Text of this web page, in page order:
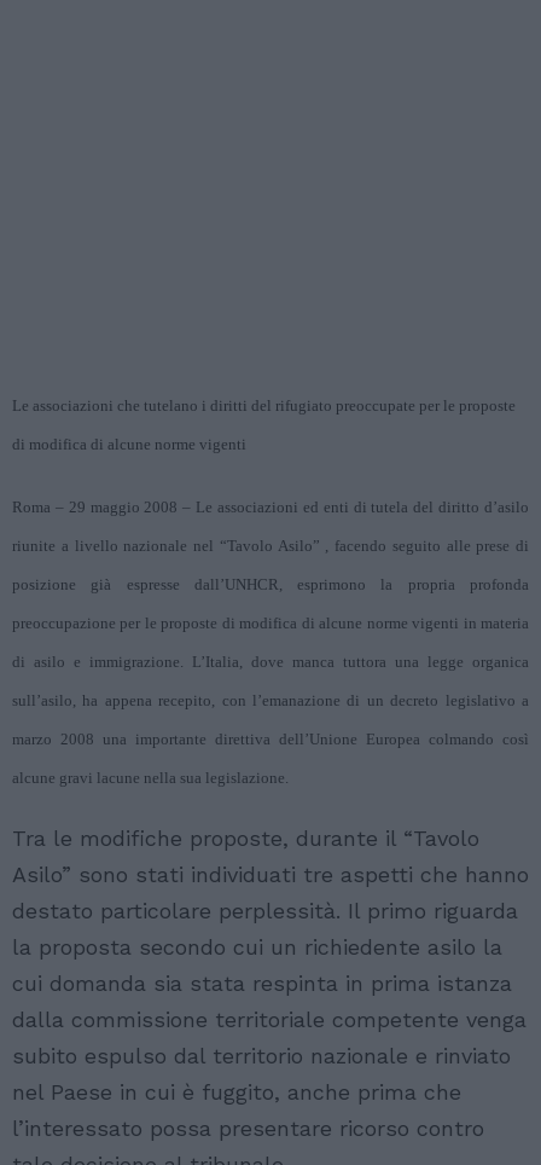
Le associazioni che tutelano i diritti del rifugiato preoccupate per le proposte
di modifica di alcune norme vigenti
Roma – 29 maggio 2008 – Le associazioni ed enti di tutela del diritto d’asilo
riunite a livello nazionale nel “Tavolo Asilo” , facendo seguito alle prese di
posizione già espresse dall’UNHCR, esprimono la propria profonda
preoccupazione per le proposte di modifica di alcune norme vigenti in materia
di asilo e immigrazione. L’Italia, dove manca tuttora una legge organica
sull’asilo, ha appena recepito, con l’emanazione di un decreto legislativo a
marzo 2008 una importante direttiva dell’Unione Europea colmando così
alcune gravi lacune nella sua legislazione.
Tra le modifiche proposte, durante il “Tavolo
Asilo” sono stati individuati tre aspetti che hanno
destato particolare perplessità. Il primo riguarda
la proposta secondo cui un richiedente asilo la
cui domanda sia stata respinta in prima istanza
dalla commissione territoriale competente venga
subito espulso dal territorio nazionale e rinviato
nel Paese in cui è fuggito, anche prima che
l’interessato possa presentare ricorso contro